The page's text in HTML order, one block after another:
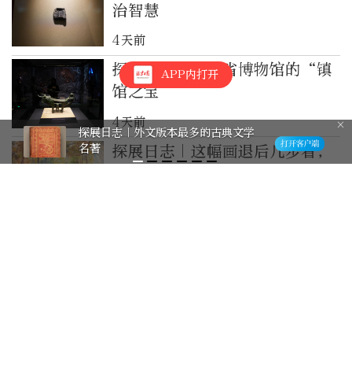
治智慧
4天前
探展日志｜云南省博物馆的“镇
馆之宝”
4天前
探展日志｜这幅画退后几步看，
APP内打开
探展日志｜蒲松龄长啥样？